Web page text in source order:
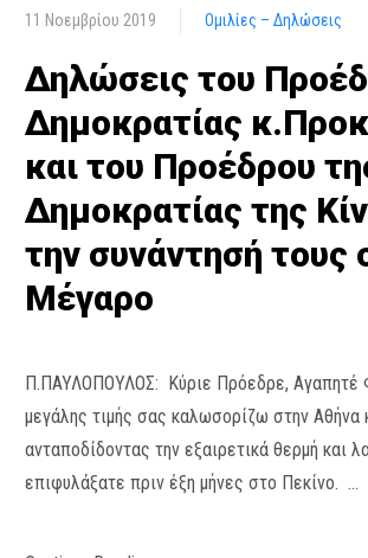
11 Νοεμβρίου 2019 Ομιλίες – Δηλώσεις
Δηλώσεις του
Δημοκρατίας
και του Προέδρου
Δημοκρατίας της
την συνάντησή τους
Μέγαρο
Π.ΠΑΥΛΟΠΟΥΛΟΣ: Κύριε Πρόεδρε, Αγαπητέ
μεγάλης τιμής σας καλωσορίζω στην Αθήνα
ανταποδίδοντας την εξαιρετικά θερμή και
επιφυλάξατε πριν έξη μήνες στο Πεκίνο. …